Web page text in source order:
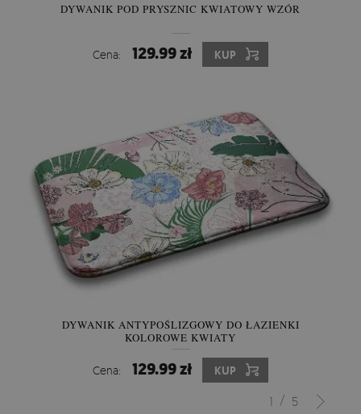
DYWANIK POD PRYSZNIC KWIATOWY WZÓR
Cena: 129.99 zł KUP
DYWANIK ANTYPOŚLIZGOWY DO ŁAZIENKI
KOLOROWE KWIATY
Cena: 129.99 zł KUP
1 / 5